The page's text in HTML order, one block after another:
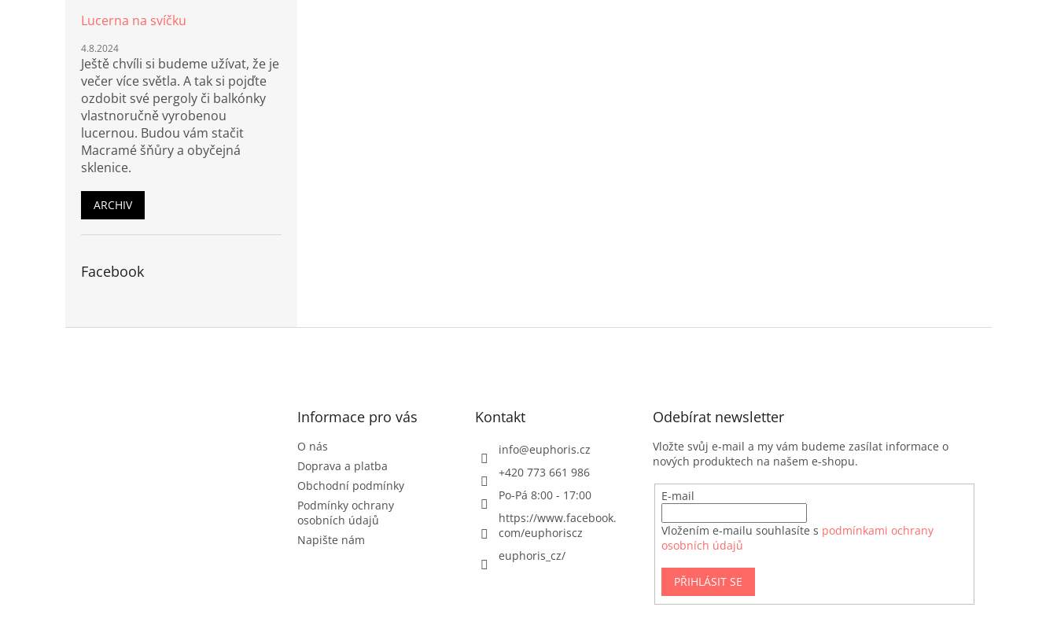
Lucerna na svíčku
4.8.2024
Ještě chvíli si budeme užívat, že je
večer více světla. A tak si pojďte
ozdobit své pergoly či balkónky
vlastnoručně vyrobenou
lucernou. Budou vám stačit
Macramé šňůry a obyčejná
sklenice.
ARCHIV
Facebook
Informace pro vás
O nás
Doprava a platba
Obchodní podmínky
Podmínky ochrany
osobních údajů
Napište nám
Kontakt
info@euphoris.cz
+420 773 661 986
Po-Pá 8:00 - 17:00
https://www.facebook.
com/euphoriscz
euphoris_cz/
Odebírat newsletter
Vložte svůj e-mail a my vám budeme zasílat informace o
nových produktech na našem e-shopu.
E-mail
Vložením e-mailu souhlasíte s podmínkami ochrany
osobních údajů
PŘIHLÁSIT SE